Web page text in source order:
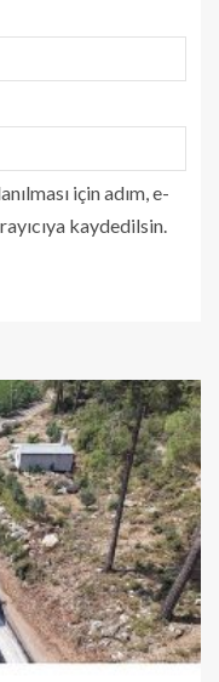
için adım, e-
kaydedilsin.